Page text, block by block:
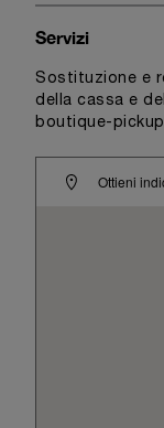
Ottieni
Servizi
Sostituzione e
della cassa e
boutique-pickup